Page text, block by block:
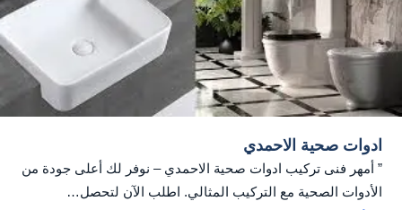
ادوات صحية الاحمدي
” أمهر فنى تركيب ادوات صحية الاحمدي – نوفر لك أعلى جودة من
الأدوات الصحية مع التركيب المثالي. اطلب الآن لتحصل…